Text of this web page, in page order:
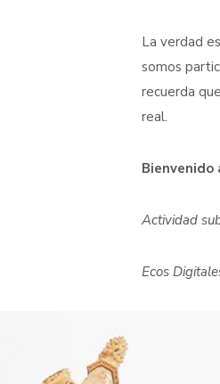
La verdad
somos
recuerda
real.
Bienvenido
Actividad
Ecos